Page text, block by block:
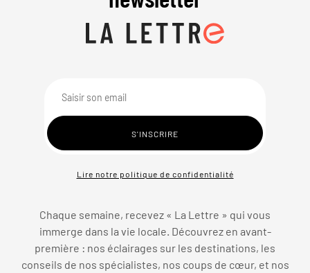
Lire notre politique de confidentialité
Chaque semaine, recevez « La Lettre » qui vous
immerge dans la vie locale. Découvrez en avant-
première : nos éclairages sur les destinations, les
conseils de nos spécialistes, nos coups de cœur, et nos